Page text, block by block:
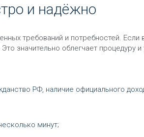
и надёжно
требований и потребностей.
значительно облегчает процедуру
РФ, наличие официального
минут;